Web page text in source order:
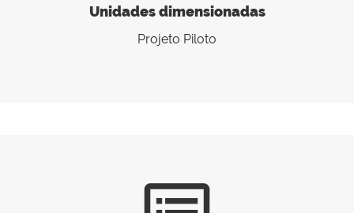
Unidades dimensionadas
Projeto Piloto